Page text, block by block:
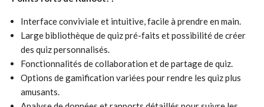
Interface conviviale et intuitive, facile à prendre en main.
Large bibliothèque de quiz pré-faits et possibilité de créer
des quiz personnalisés.
Fonctionnalités de collaboration et de partage de quiz.
Options de gamification variées pour rendre les quiz plus
amusants.